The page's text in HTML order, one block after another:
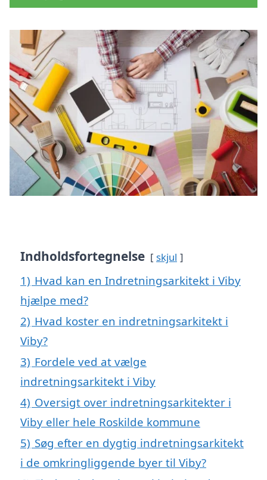
Indholdsfortegnelse skjul
1) Hvad kan en Indretningsarkitekt i Viby
hjælpe med?
2) Hvad koster en indretningsarkitekt i
Viby?
3) Fordele ved at vælge
indretningsarkitekt i Viby
4) Oversigt over indretningsarkitekter i
Viby eller hele Roskilde kommune
5) Søg efter en dygtig indretningsarkitekt
i de omkringliggende byer til Viby?